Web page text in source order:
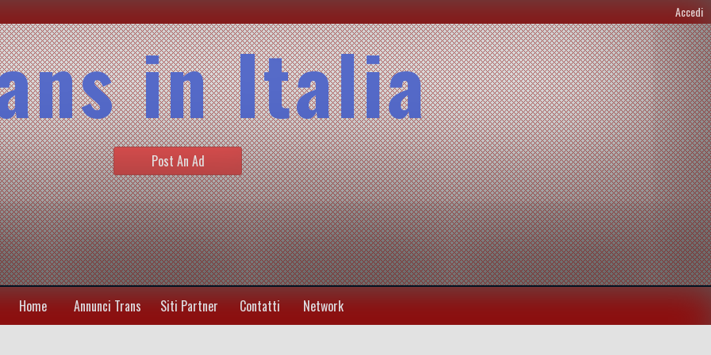
Accedi
in Italia
Post An Ad
Home Annunci Trans Siti Partner Contatti Network